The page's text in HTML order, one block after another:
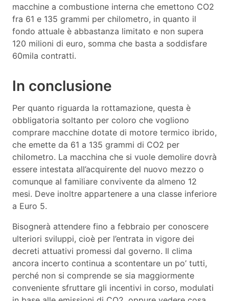
macchine a combustione interna che emettono CO2
fra 61 e 135 grammi per chilometro, in quanto il
fondo attuale è abbastanza limitato e non supera
120 milioni di euro, somma che basta a soddisfare
60mila contratti.
In conclusione
Per quanto riguarda la rottamazione, questa è
obbligatoria soltanto per coloro che vogliono
comprare macchine dotate di motore termico ibrido,
che emette da 61 a 135 grammi di CO2 per
chilometro. La macchina che si vuole demolire dovrà
essere intestata all’acquirente del nuovo mezzo o
comunque al familiare convivente da almeno 12
mesi. Deve inoltre appartenere a una classe inferiore
a Euro 5.
Bisognerà attendere fino a febbraio per conoscere
ulteriori sviluppi, cioè per l’entrata in vigore dei
decreti attuativi promessi dal governo. Il clima
ancora incerto continua a scontentare un po’ tutti,
perché non si comprende se sia maggiormente
conveniente sfruttare gli incentivi in corso, modulati